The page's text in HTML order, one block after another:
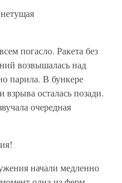
погасло. Ракета без
возвышалась над
парила. В бункере
осталась позади.
очередная
начали медленно